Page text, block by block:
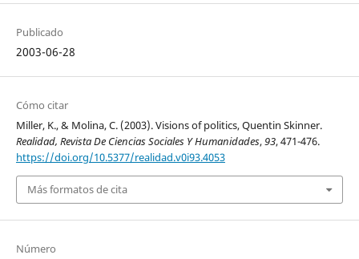
Publicado
2003-06-28
Cómo citar
Miller, K., & Molina, C. (2003). Visions of politics, Quentin Skinner.
Realidad, Revista De Ciencias Sociales Y Humanidades,93, 471-476.
https://doi.org/10.5377/realidad.v0i93.4053
Más formatos de cita
Número